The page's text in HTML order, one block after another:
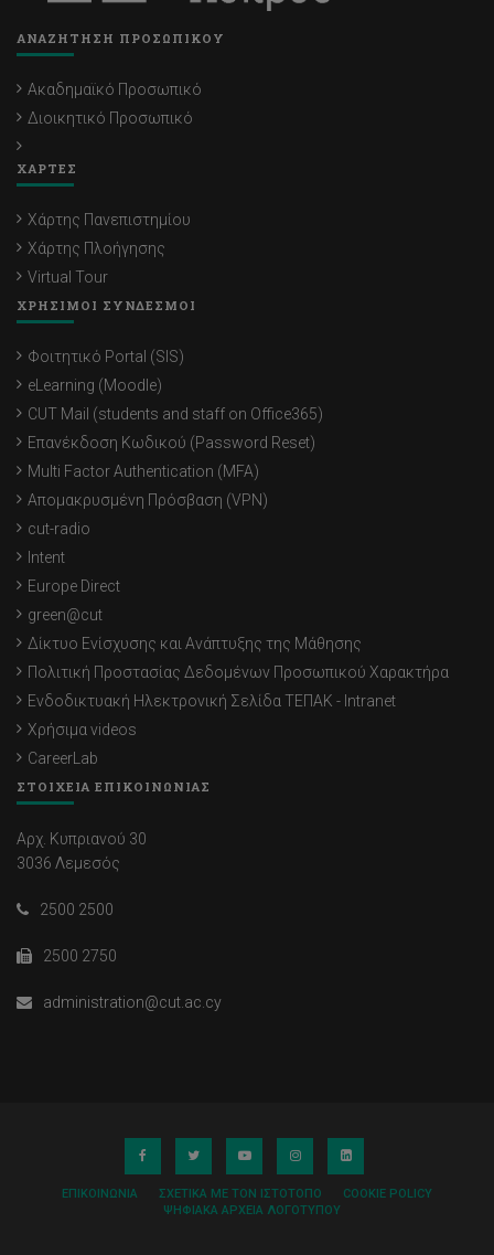
ΑΝΑΖΗΤΗΣΗ ΠΡΟΣΩΠΙΚΟΥ
Ακαδημαϊκό Προσωπικό
Διοικητικό Προσωπικό
ΧΑΡΤΕΣ
Χάρτης Πανεπιστημίου
Χάρτης Πλοήγησης
Virtual Tour
ΧΡΗΣΙΜΟΙ ΣΥΝΔΕΣΜΟΙ
Φοιτητικό Portal (SIS)
eLearning (Moodle)
CUT Mail (students and staff on Office365)
Επανέκδοση Κωδικού (Password Reset)
Multi Factor Authentication (MFA)
Απομακρυσμένη Πρόσβαση (VPN)
cut-radio
Intent
Europe Direct
green@cut
Δίκτυο Ενίσχυσης και Ανάπτυξης της Μάθησης
Πολιτική Προστασίας Δεδομένων Προσωπικού Χαρακτήρα
Ενδοδικτυακή Ηλεκτρονική Σελίδα ΤΕΠΑΚ - Intranet
Χρήσιμα videos
CareerLab
ΣΤΟΙΧΕΙΑ ΕΠΙΚΟΙΝΩΝΙΑΣ
Αρχ. Κυπριανού 30
3036 Λεμεσός
2500 2500
2500 2750
administration@cut.ac.cy
ΕΠΙΚΟΙΝΩΝΊΑ ΣΧΕΤΙΚΆ ΜΕ ΤΟΝ ΙΣΤΌΤΟΠΟ
COOKIE POLICY
ΨΗΦΙΑΚΆ ΑΡΧΕΊΑ ΛΟΓΌΤΥΠΟΥ